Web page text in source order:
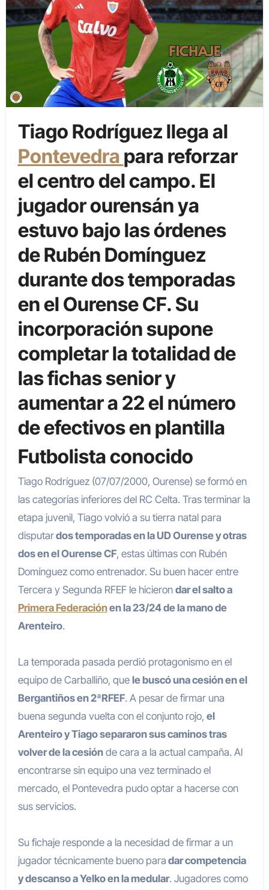
Tiago Rodríguez llega al
Pontevedra para reforzar
el centro del campo. El
jugador ourensán ya
estuvo bajo las órdenes
de Rubén Domínguez
durante dos temporadas
en el Ourense CF. Su
incorporación supone
completar la totalidad de
las fichas senior y
aumentar a 22 el número
de efectivos en plantilla
Futbolista conocido
Tiago Rodríguez (07/07/2000, Ourense) se formó en
las categorías inferiores del RC Celta. Tras terminar la
etapa juvenil, Tiago volvió a su tierra natal para
disputardos temporadas en la UD Ourense y otras
dos en el Ourense CF, estas últimas con Rubén
Domínguez como entrenador. Su buen hacer entre
Tercera y Segunda RFEF le hicieron dar el salto a
Primera Federaciónen la 23/24 de la mano de
Arenteiro.
La temporada pasada perdió protagonismo en el
equipo de Carballiño, que le buscó una cesión en el
Bergantiños en 2ªRFEF. A pesar de firmar una
buena segunda vuelta con el conjunto rojo, el
Arenteiro y Tiago separaron sus caminos tras
volver de la cesiónde cara a la actual campaña. Al
encontrarse sin equipo una vez terminado el
mercado, el Pontevedra pudo optar a hacerse con
sus servicios.
Su fichaje responde a la necesidad de firmar a un
jugador técnicamente bueno para dar competencia
y descanso a Yelko en la medular. Jugadores como